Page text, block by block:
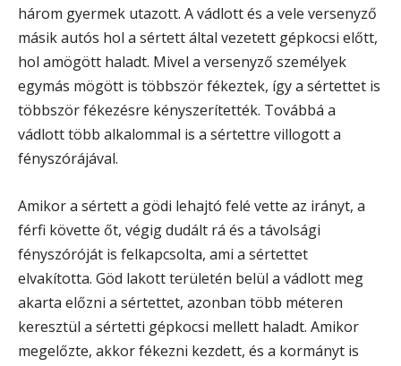
három gyermek utazott. A vádlott és a vele versenyző
másik autós hol a sértett által vezetett gépkocsi előtt,
hol amögött haladt. Mivel a versenyző személyek
egymás mögött is többször fékeztek, így a sértettet is
többször fékezésre kényszerítették. Továbbá a
vádlott több alkalommal is a sértettre villogott a
fényszórájával.
Amikor a sértett a gödi lehajtó felé vette az irányt, a
férfi követte őt, végig dudált rá és a távolsági
fényszóróját is felkapcsolta, ami a sértettet
elvakította. Göd lakott területén belül a vádlott meg
akarta előzni a sértettet, azonban több méteren
keresztül a sértetti gépkocsi mellett haladt. Amikor
megelőzte, akkor fékezni kezdett, és a kormányt is